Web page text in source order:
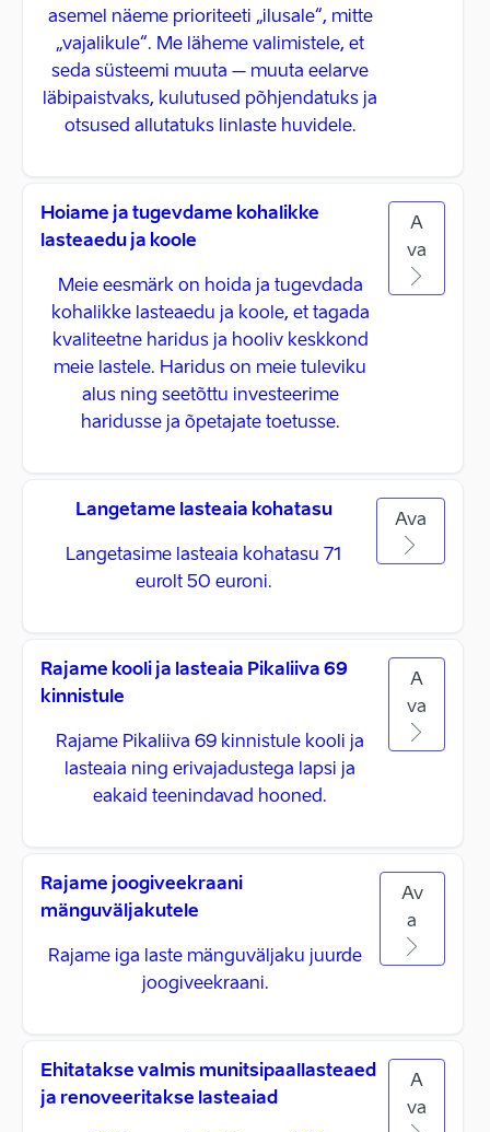
asemel näeme prioriteeti „ilusale“, mitte
„vajalikule“. Me läheme valimistele, et
seda süsteemi muuta – muuta eelarve
läbipaistvaks, kulutused põhjendatuks ja
otsused allutatuks linlaste huvidele.
Hoiame ja tugevdame kohalikke
lasteaedu ja koole
Meie eesmärk on hoida ja tugevdada
kohalikke lasteaedu ja koole, et tagada
kvaliteetne haridus ja hooliv keskkond
meie lastele. Haridus on meie tuleviku
alus ning seetõttu investeerime
haridusse ja õpetajate toetusse.
A
va
Langetame lasteaia kohatasu
Langetasime lasteaia kohatasu 71
eurolt 50 euroni.
Ava
Rajame kooli ja lasteaia Pikaliiva 69
kinnistule
Rajame Pikaliiva 69 kinnistule kooli ja
lasteaia ning erivajadustega lapsi ja
eakaid teenindavad hooned.
A
va
Rajame joogiveekraani
mänguväljakutele
Rajame iga laste mänguväljaku juurde
joogiveekraani.
Av
a
Ehitatakse valmis munitsipaallasteaed
ja renoveeritakse lasteaiad
A
va